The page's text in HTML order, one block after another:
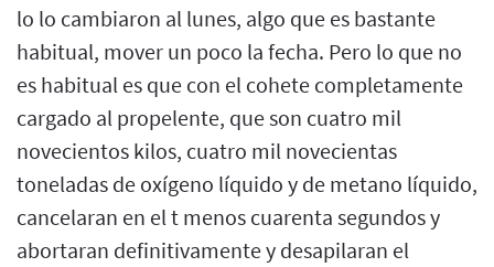
lo lo cambiaron al lunes, algo que es bastante
habitual, mover un poco la fecha. Pero lo que no
es habitual es que con el cohete completamente
cargado al propelente, que son cuatro mil
novecientos kilos, cuatro mil novecientas
toneladas de oxígeno líquido y de metano líquido,
cancelaran en el t menos cuarenta segundos y
abortaran definitivamente y desapilaran el